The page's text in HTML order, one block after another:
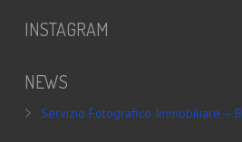
INSTAGRAM
NEWS
Servizio Fotografico Immobiliare –